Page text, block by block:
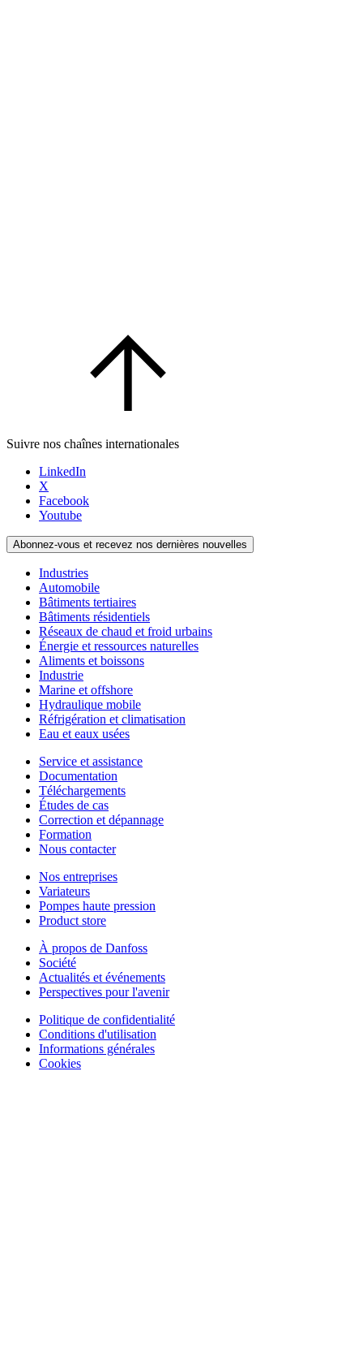
Suivre nos chaînes internationales
LinkedIn
X
Facebook
Youtube
Abonnez-vous et recevez nos dernières nouvelles
Industries
Automobile
Bâtiments tertiaires
Bâtiments résidentiels
Réseaux de chaud et froid urbains
Énergie et ressources naturelles
Aliments et boissons
Industrie
Marine et offshore
Hydraulique mobile
Réfrigération et climatisation
Eau et eaux usées
Service et assistance
Documentation
Téléchargements
Études de cas
Correction et dépannage
Formation
Nous contacter
Nos entreprises
Variateurs
Pompes haute pression
Product store
À propos de Danfoss
Société
Actualités et événements
Perspectives pour l'avenir
Politique de confidentialité
Conditions d'utilisation
Informations générales
Cookies